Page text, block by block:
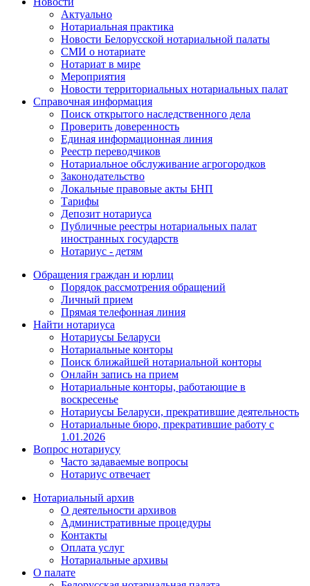
Актуально
Нотариальная практика
Новости Белорусской нотариальной палаты
СМИ о нотариате
Нотариат в мире
Мероприятия
Новости территориальных нотариальных палат
Справочная информация
Поиск открытого наследственного дела
Проверить доверенность
Единая информационная линия
Реестр переводчиков
Нотариальное обслуживание агрогородков
Законодательство
Локальные правовые акты БНП
Тарифы
Депозит нотариуса
Публичные реестры нотариальных палат
иностранных государств
Нотариус - детям
Обращения граждан и юрлиц
Порядок рассмотрения обращений
Личный прием
Прямая телефонная линия
Найти нотариуса
Нотариусы Беларуси
Нотариальные конторы
Поиск ближайшей нотариальной конторы
Онлайн запись на прием
Нотариальные конторы, работающие в
воскресенье
Нотариусы Беларуси, прекратившие деятельность
Нотариальные бюро, прекратившие работу с
1.01.2026
Вопрос нотариусу
Часто задаваемые вопросы
Нотариус отвечает
Нотариальный архив
О деятельности архивов
Административные процедуры
Контакты
Оплата услуг
Нотариальные архивы
О палате